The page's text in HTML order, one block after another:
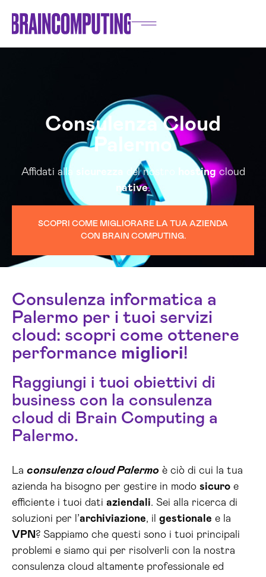
Consulenza Cloud
Palermo
Affidati alla sicurezza del nostro hosting cloud
native.
SCOPRI COME MIGLIORARE LA TUA AZIENDA
CON BRAIN COMPUTING.
Consulenza informatica a
Palermo per i tuoi servizi
cloud: scopri come ottenere
performance migliori!
Raggiungi i tuoi obiettivi di
business con la consulenza
cloud di Brain Computing a
Palermo.
La consulenza cloud Palermo è ciò di cui la tua
azienda ha bisogno per gestire in modo sicuro e
efficiente i tuoi dati aziendali. Sei alla ricerca di
soluzioni per l’archiviazione, il gestionale e la
VPN? Sappiamo che questi sono i tuoi principali
problemi e siamo qui per risolverli con la nostra
consulenza cloud altamente professionale ed